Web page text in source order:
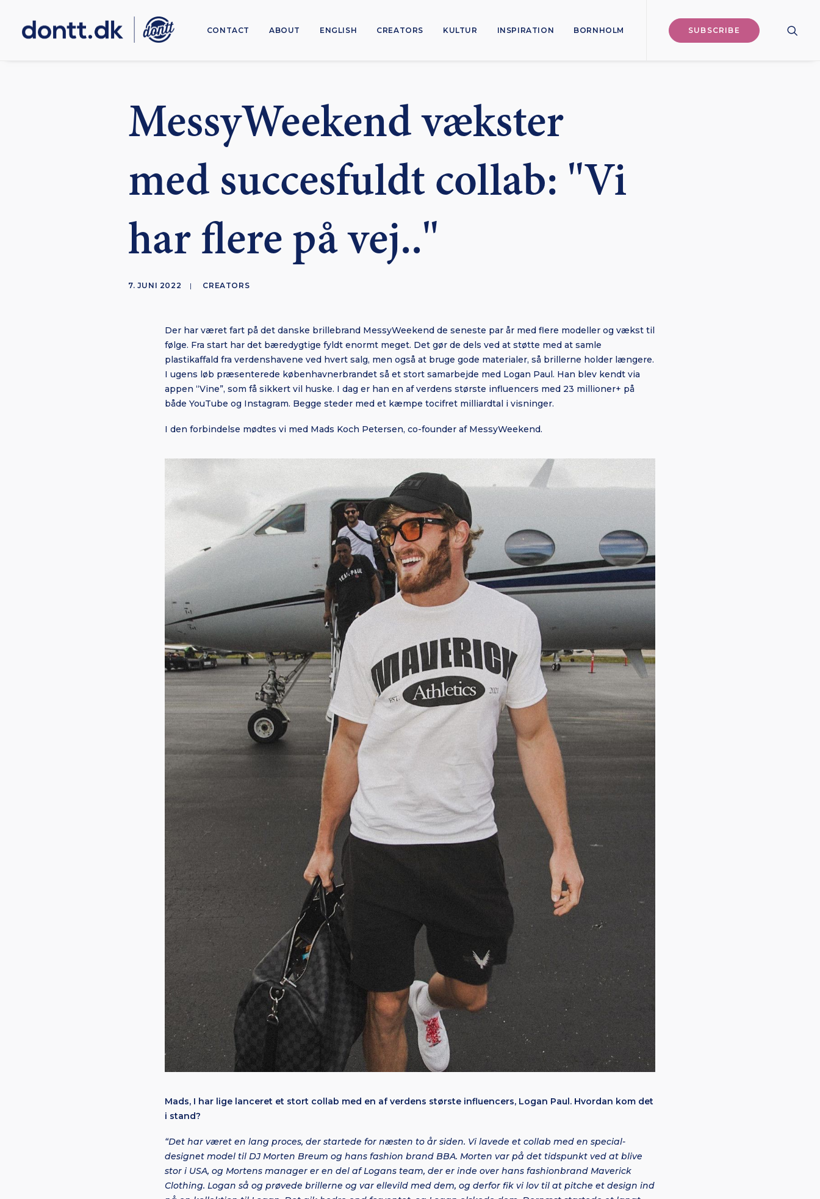
CONTACT ABOUT ENGLISH CREATORS KULTUR INSPIRATION BORNHOLM SUBSCRIBE
MessyWeekend vækster
med succesfuldt collab: "Vi
har flere på vej.."
7. JUNI 2022 | CREATORS
Der har været fart på det danske brillebrand MessyWeekend de seneste par år med flere modeller og vækst til
følge. Fra start har det bæredygtige fyldt enormt meget. Det gør de dels ved at støtte med at samle
plastikaffald fra verdenshavene ved hvert salg, men også at bruge gode materialer, så brillerne holder længere.
I ugens løb præsenterede københavnerbrandet så et stort samarbejde med Logan Paul. Han blev kendt via
appen “Vine”, som få sikkert vil huske. I dag er han en af verdens største influencers med 23 millioner+ på
både YouTube og Instagram. Begge steder med et kæmpe tocifret milliardtal i visninger.
I den forbindelse mødtes vi med Mads Koch Petersen, co-founder af MessyWeekend.
Mads, I har lige lanceret et stort collab med en af verdens største influencers, Logan Paul. Hvordan kom det
i stand?
“Det har været en lang proces, der startede for næsten to år siden. Vi lavede et collab med en special-
designet model til DJ Morten Breum og hans fashion brand BBA. Morten var på det tidspunkt ved at blive
stor i USA, og Mortens manager er en del af Logans team, der er inde over hans fashionbrand Maverick
Clothing. Logan så og prøvede brillerne og var ellevild med dem, og derfor fik vi lov til at pitche et design ind